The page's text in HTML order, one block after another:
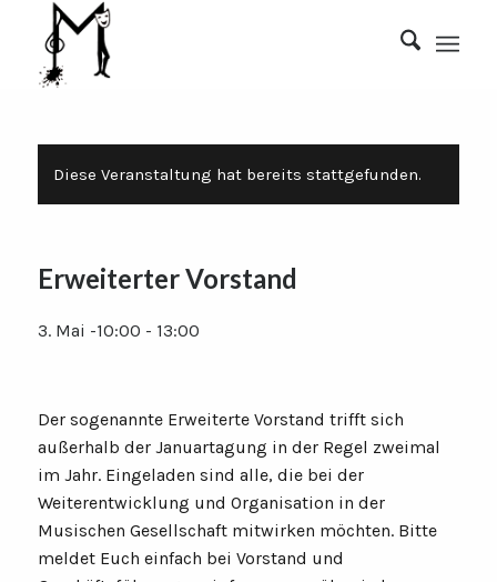
Diese Veranstaltung hat bereits stattgefunden.
Erweiterter Vorstand
3. Mai -10:00 - 13:00
Der sogenannte Erweiterte Vorstand trifft sich
außerhalb der Januartagung in der Regel zweimal
im Jahr. Eingeladen sind alle, die bei der
Weiterentwicklung und Organisation in der
Musischen Gesellschaft mitwirken möchten. Bitte
meldet Euch einfach bei Vorstand und